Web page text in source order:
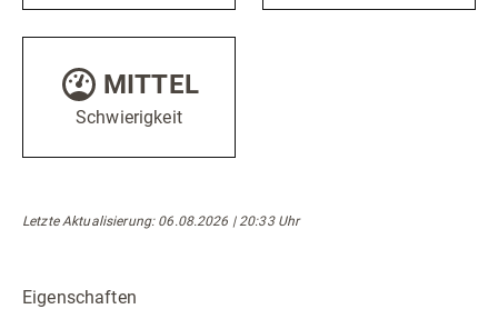
MITTEL
Schwierigkeit
Letzte Aktualisierung: 06.08.2026 | 20:33 Uhr
Eigenschaften